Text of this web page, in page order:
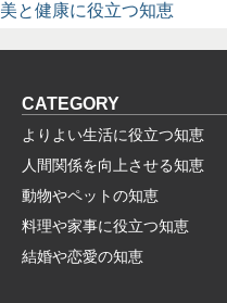
美と健康に役立つ知恵
CATEGORY
よりよい生活に役立つ知恵
人間関係を向上させる知恵
動物やペットの知恵
料理や家事に役立つ知恵
結婚や恋愛の知恵